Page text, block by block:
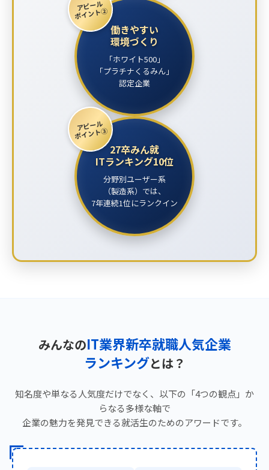
アピール
ポイント②
働きやすい
環境づくり
「ホワイト500」
「プラチナくるみん」
認定企業
アピール
ポイント③
27卒みん就
ITランキング10位
分野別ユーザー系
（製造系）では、
7年連続1位にランクイン
みんなのIT業界新卒就職人気企業
ランキングとは？
知名度や単なる人気度だけでなく、以下の 「4つの観点」 か
らなる多様な軸で
企業の魅力を発見できる就活生のためのアワードです。